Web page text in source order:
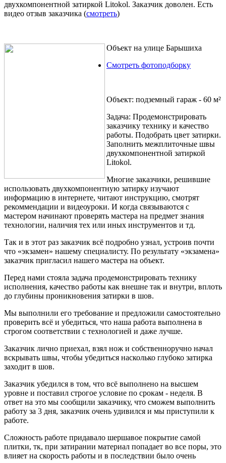
двухкомпонентной затиркой Litokol. Заказчик доволен. Есть
видео отзыв заказчика (смотреть)
Объект на улице Барышиха
Смотреть фотоподборку
Объект: подземный гараж - 60 м²
Задача: Продемонстрировать
заказчику технику и качество
работы. Подобрать цвет затирки.
Заполнить межплиточные швы
двухкомпонентной затиркой
Litokol.
Многие заказчики, решившие
использовать двухкомпонентную затирку изучают
информацию в интернете, читают инструкцию, смотрят
рекоммендации и видеоуроки. И когда связываются с
мастером начинают проверять мастера на предмет знания
технологии, наличия тех или иных инструментов и тд.
Так и в этот раз заказчик всё подробно узнал, устроив почти
что «экзамен» нашему специалисту. По результату «экзамена»
заказчик пригласил нашего мастера на объект.
Перед нами стояла задача продемонстрировать технику
исполнения, качество работы как внешне так и внутри, вплоть
до глубины проникновения затирки в шов.
Мы выполнили его требование и предложили самостоятельно
проверить всё и убедиться, что наша работа выполнена в
строгом соответствии с технологией и даже лучше.
Заказчик лично приехал, взял нож и собственноручно начал
вскрывать швы, чтобы убедиться насколько глубоко затирка
заходит в шов.
Заказчик убедился в том, что всё выполнено на высшем
уровне и поставил строгое условие по срокам - неделя. В
ответ на это мы сообщили заказчику, что сможем выполнить
работу за 3 дня, заказчик очень удивился и мы приступили к
работе.
Сложность работе придавало шершавое покрытие самой
плитки, тк, при затирании материал попадает во все поры, это
влияет на скорость работы и в последствии было очень